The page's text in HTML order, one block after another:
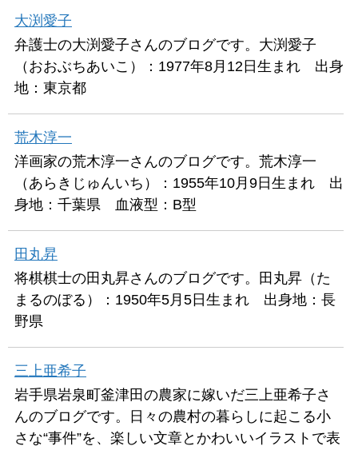
大渕愛子
弁護士の大渕愛子さんのブログです。大渕愛子
（おおぶちあいこ）：1977年8月12日生まれ 出身
地：東京都
荒木淳一
洋画家の荒木淳一さんのブログです。荒木淳一
（あらきじゅんいち）：1955年10月9日生まれ 出
身地：千葉県 血液型：B型
田丸昇
将棋棋士の田丸昇さんのブログです。田丸昇（た
まるのぼる）：1950年5月5日生まれ 出身地：長
野県
三上亜希子
岩手県岩泉町釜津田の農家に嫁いだ三上亜希子さ
んのブログです。日々の農村の暮らしに起こる小
さな“事件”を、楽しい文章とかわいいイラストで表